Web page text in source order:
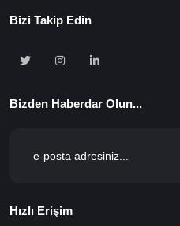
Bizi Takip Edin
Bizden Haberdar Olun...
Hızlı Erişim